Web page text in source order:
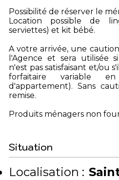
Possibilité de réserver le
Location possible de
serviettes) et kit bébé.
A votre arrivée, une
l'Agence et sera utilisée
n'est pas satisfaisant et/ou
forfaitaire variable
d'appartement). Sans
remise.
Produits ménagers non
Situation
Localisation :